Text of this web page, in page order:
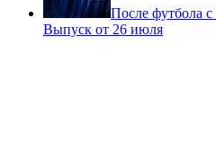
Чемпионат
тура